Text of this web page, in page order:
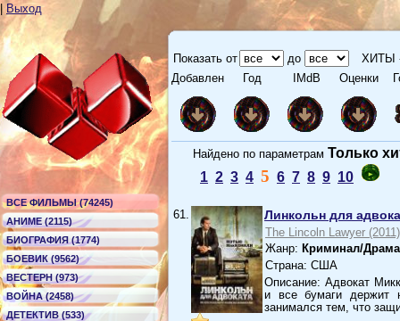
Выход
ВСЕ ФИЛЬМЫ (74245)
АНИМЕ (2115)
БИОГРАФИЯ (1774)
БОЕВИК (9562)
ВЕСТЕРН (973)
ВОЙНА (2458)
ДЕТЕКТИВ (533)
Показать от до
ХИТЫ
Добавлен Год IMdB Оценки
Найдено по параметрам Только
1 2 3 4 5 6 7 8 9 10
61. Линкольн для
The Lincoln Lawyer
Жанр: Криминал/
Страна: США
Описание: Адвокат
и все бумаги держит
занимался тем, что